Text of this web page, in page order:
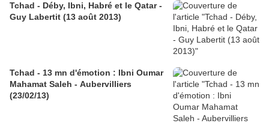
Tchad - Déby, Ibni, Habré et le Qatar -
Guy Labertit (13 août 2013)
Tchad - 13 mn d'émotion : Ibni Oumar
Mahamat Saleh - Aubervilliers
(23/02/13)